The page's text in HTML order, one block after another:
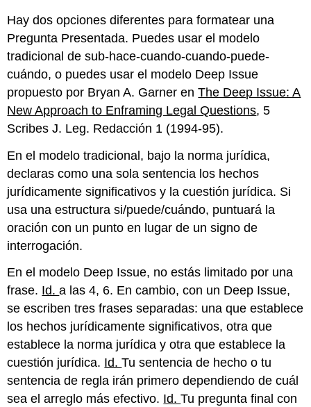
Hay dos opciones diferentes para formatear una
Pregunta Presentada. Puedes usar el modelo
tradicional de sub-hace-cuando-cuando-puede-
cuándo, o puedes usar el modelo Deep Issue
propuesto por Bryan A. Garner enThe Deep Issue: A
New Approach to Enframing Legal Questions, 5
Scribes J. Leg. Redacción 1 (1994-95).
En el modelo tradicional, bajo la norma jurídica,
declaras como una sola sentencia los hechos
jurídicamente significativos y la cuestión jurídica. Si
usa una estructura si/puede/cuándo, puntuará la
oración con un punto en lugar de un signo de
interrogación.
En el modelo Deep Issue, no estás limitado por una
frase. Id.a las 4, 6. En cambio, con un Deep Issue,
se escriben tres frases separadas: una que establece
los hechos jurídicamente significativos, otra que
establece la norma jurídica y otra que establece la
cuestión jurídica. Id.Tu sentencia de hecho o tu
sentencia de regla irán primero dependiendo de cuál
sea el arreglo más efectivo. Id.Tu pregunta final con